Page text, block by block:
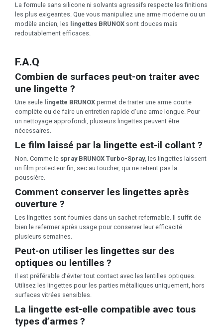
La formule sans silicone ni solvants agressifs respecte les finitions
les plus exigeantes. Que vous manipuliez une arme moderne ou un
modèle ancien, les lingettes BRUNOX sont douces mais
redoutablement efficaces.
F.A.Q
Combien de surfaces peut-on traiter avec
une lingette ?
Une seule lingette BRUNOX permet de traiter une arme courte
complète ou de faire un entretien rapide d’une arme longue. Pour
un nettoyage approfondi, plusieurs lingettes peuvent être
nécessaires.
Le film laissé par la lingette est-il collant ?
Non. Comme le spray BRUNOX Turbo-Spray, les lingettes laissent
un film protecteur fin, sec au toucher, qui ne retient pas la
poussière.
Comment conserver les lingettes après
ouverture ?
Les lingettes sont fournies dans un sachet refermable. Il suffit de
bien le refermer après usage pour conserver leur efficacité
plusieurs semaines.
Peut-on utiliser les lingettes sur des
optiques ou lentilles ?
Il est préférable d’éviter tout contact avec les lentilles optiques.
Utilisez les lingettes pour les parties métalliques uniquement, hors
surfaces vitrées sensibles.
La lingette est-elle compatible avec tous
types d’armes ?